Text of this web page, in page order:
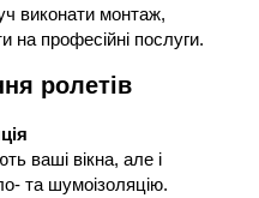
виконати монтаж,
на професійні послуги.
ролетів
ваші вікна, але і
та шумоізоляцію.